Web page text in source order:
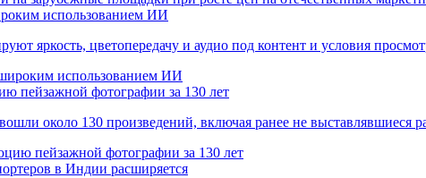
использованием ИИ
яркость, цветопередачу и аудио под контент и условия
пейзажной фотографии за 130 лет
около 130 произведений, включая ранее не
в Индии расширяется